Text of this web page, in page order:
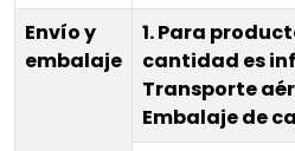
Envío y
embalaje
1. Para
cantidad es
Transporte
Embalaje de